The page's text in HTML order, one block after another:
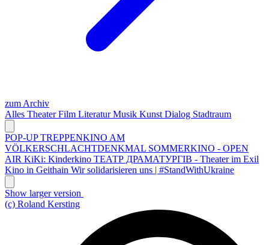
zum Archiv
Alles TheaterFilm LiteraturMusik Kunst Dialog Stadtraum
POP-UP TREPPENKINO AM
VÖLKERSCHLACHTDENKMAL SOMMERKINO - OPEN
AIR KiKi: Kinderkino ТЕАТР ДРАМАТУРГІВ - Theater im Exil
Kino in Geithain Wir solidarisieren uns | #StandWithUkraine
Show larger version
(c) Roland Kersting